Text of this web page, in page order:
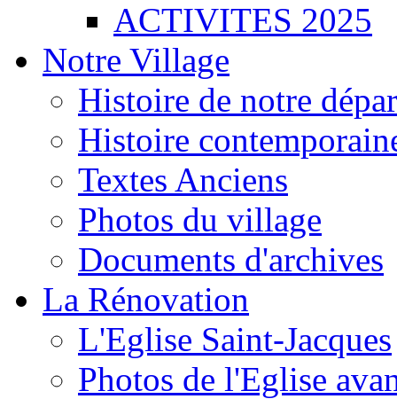
ACTIVITES 2025
Notre Village
Histoire de notre
Histoire
Textes Anciens
Photos du village
Documents d'archives
La Rénovation
L'Eglise Saint-Jacques
Photos de l'Eglise